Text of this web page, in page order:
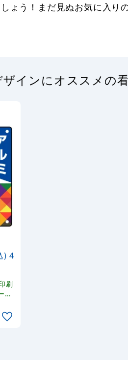
う！まだ見ぬお気に入り
インにオススメの
) 4
刷
タ